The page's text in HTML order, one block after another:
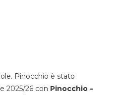
Pinocchio è stato
2025/26 con Pinocchio –